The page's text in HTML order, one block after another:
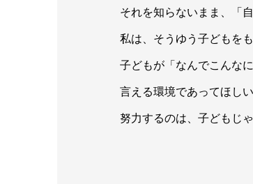
それを知らないまま、「
私は、そうゆう子どもを
子どもが「なんでこんな
言える環境であってほしい
努力するのは、子どもじ